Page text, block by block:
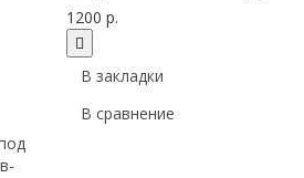
1200 р.
В закладки
В сравнение